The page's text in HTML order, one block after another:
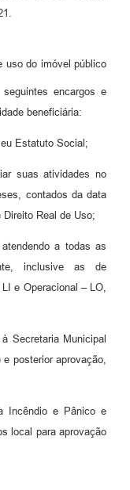
uso do imóvel público
encargos e
beneficiária:
Estatuto Social;
suas atividades no
contados da data
Real de Uso;
a todas as
inclusive as de
e Operacional – LO,
Secretaria Municipal
posterior aprovação,
Incêndio e Pânico e
local para aprovação